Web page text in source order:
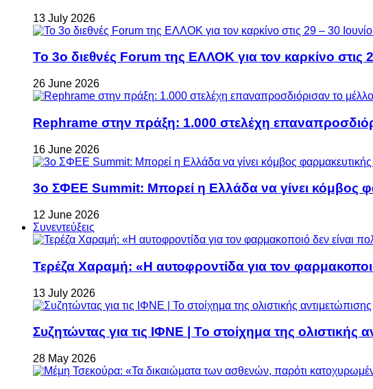
13 July 2026
Το 3ο διεθνές Forum της ΕΛΛΟΚ για τον καρκίνο στις
26 June 2026
Rephrame στην πράξη: 1.000 στελέχη
16 June 2026
3ο ΣΦΕΕ Summit: Μπορεί η Ελλάδα να γίνει κόμβος
12 June 2026
Συνεντεύξεις
Τερέζα Χαραμή: «Η αυτοφροντίδα για τον
13 July 2026
Συζητώντας για τις ΙΦΝΕ | Το στοίχημα της ολιστικής
28 May 2026